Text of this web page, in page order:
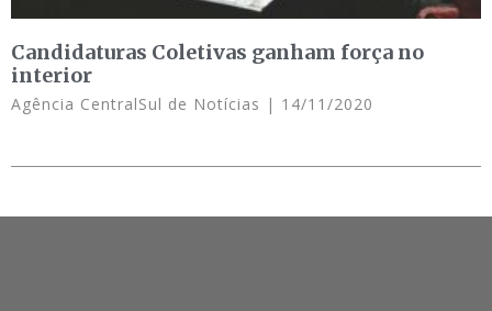
Candidaturas Coletivas ganham força no
interior
Agência CentralSul de Notícias 14/11/2020